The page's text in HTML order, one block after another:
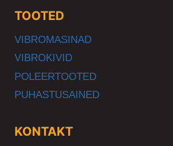
TOOTED
VIBROMASINAD
VIBROKIVID
POLEERTOOTED
PUHASTUSAINED
KONTAKT